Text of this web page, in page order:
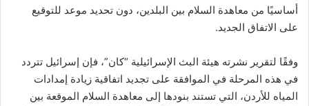
أساسيًا من معاهدة السلام بين البلدين، دون تحديد موعد للتوقيع
على الاتفاق الجديد.
وفقًا لتقرير نشرته هيئة البث الإسرائيلية “كان”، فإن إسرائيل تتردد
في هذه المرحلة في الموافقة على تجديد اتفاقية زيادة إمدادات
المياه للأردن، التي تستند بنودها إلى معاهدة السلام الموقعة بين